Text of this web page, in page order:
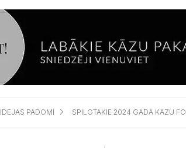
IDEJAS PADOMI SPILGTAKIE 2024 GADA KAZU